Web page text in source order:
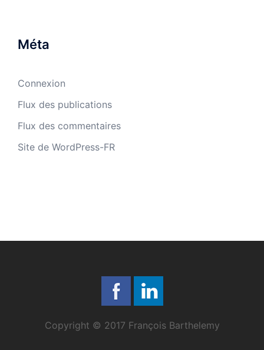
Méta
Connexion
Flux des publications
Flux des commentaires
Site de WordPress-FR
Copyright © 2017 François Barthelemy